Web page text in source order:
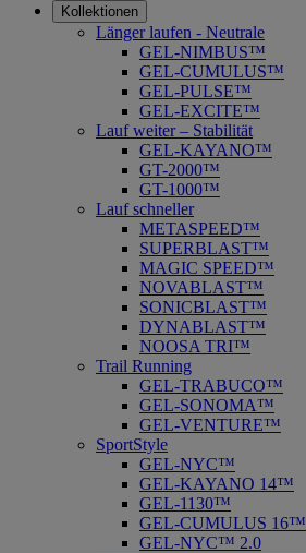
Kollektionen
Länger laufen - Neutrale
GEL-NIMBUS™
GEL-CUMULUS™
GEL-PULSE™
GEL-EXCITE™
Lauf weiter – Stabilität
GEL-KAYANO™
GT-2000™
GT-1000™
Lauf schneller
METASPEED™
SUPERBLAST™
MAGIC SPEED™
NOVABLAST™
SONICBLAST™
DYNABLAST™
NOOSA TRI™
Trail Running
GEL-TRABUCO™
GEL-SONOMA™
GEL-VENTURE™
SportStyle
GEL-NYC™
GEL-KAYANO 14™
GEL-1130™
GEL-CUMULUS 16™
GEL-NYC™ 2.0